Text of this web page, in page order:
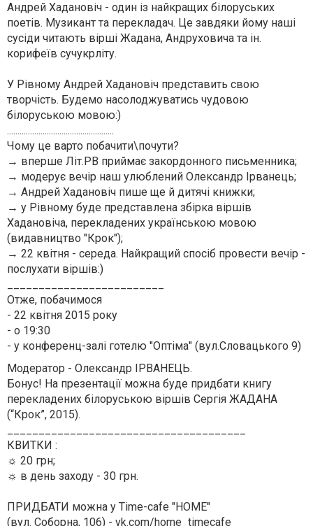
Андрей Хадановіч - один із найкращих білоруських
поетів. Музикант та перекладач. Це завдяки йому наші
сусіди читають вірші Жадана, Андруховича та ін.
корифеїв сучукрліту.
У Рівному Андрей Хадановіч представить свою
творчість. Будемо насолоджуватись чудовою
білоруською мовою:)
...................................................
Чому це варто побачити\почути?
→ вперше Літ.РВ приймає закордонного письменника;
→ модерує вечір наш улюблений Олександр Ірванець;
→ Андрей Хадановіч пише ще й дитячі книжки;
→ у Рівному буде представлена збірка віршів
Хадановіча, перекладених українською мовою
(видавництво "Крок");
→ 22 квітня - середа. Найкращий спосіб провести вечір -
послухати віршів:)
Отже, побачимося
- 22 квітня 2015 року
- о 19:30
- у конференц-залі готелю "Оптіма" (вул.Словацького 9)
Модератор - Олександр ІРВАНЕЦЬ.
Бонус! На презентації можна буде придбати книгу
перекладених білоруською віршів Сергія ЖАДАНА
(“Крок”, 2015).
КВИТКИ :
☼ 20 грн;
☼ в день заходу - 30 грн.
ПРИДБАТИ можна у Time-cafe "HOME"
(вул. Соборна, 106) - vk.com/home_timecafe